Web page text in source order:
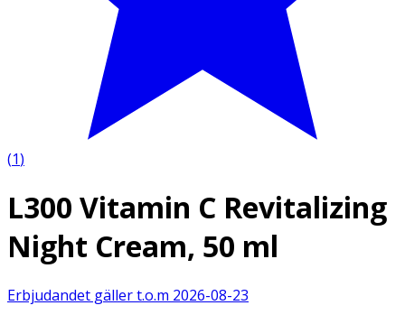
(1)
L300 Vitamin C Revitalizing
Night Cream, 50 ml
Erbjudandet gäller t.o.m 2026-08-23